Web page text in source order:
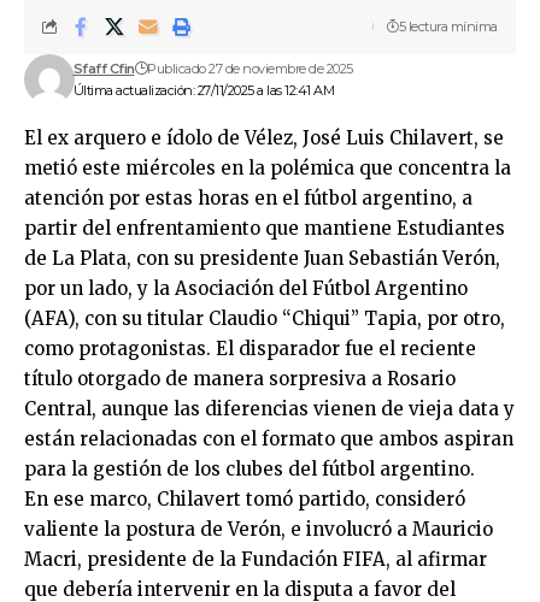
Última actualización: 27/11/2025 a las 12:41 AM
Sfaff Cfin Publicado 27 de noviembre de 2025
5 lectura mínima
El ex arquero e ídolo de Vélez, José Luis Chilavert, se
metió este miércoles en la polémica que concentra la
atención por estas horas en el fútbol argentino, a
partir del enfrentamiento que mantiene Estudiantes
de La Plata, con su presidente Juan Sebastián Verón,
por un lado, y la Asociación del Fútbol Argentino
(AFA), con su titular Claudio “Chiqui” Tapia, por otro,
como protagonistas. El disparador fue el reciente
título otorgado de manera sorpresiva a Rosario
Central, aunque las diferencias vienen de vieja data y
están relacionadas con el formato que ambos aspiran
para la gestión de los clubes del fútbol argentino.
En ese marco, Chilavert tomó partido, consideró
valiente la postura de Verón, e involucró a Mauricio
Macri, presidente de la Fundación FIFA, al afirmar
que debería intervenir en la disputa a favor del